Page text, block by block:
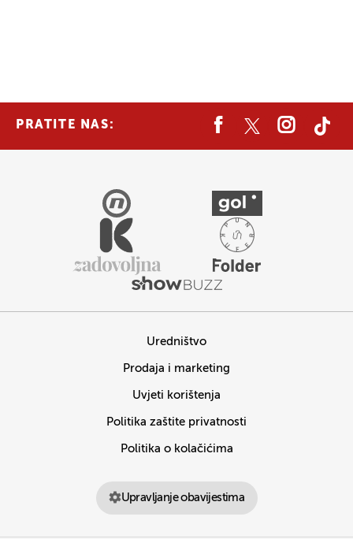
PRATITE NAS:
Uredništvo
Prodaja i marketing
Uvjeti korištenja
Politika zaštite privatnosti
Politika o kolačićima
Upravljanje obavijestima